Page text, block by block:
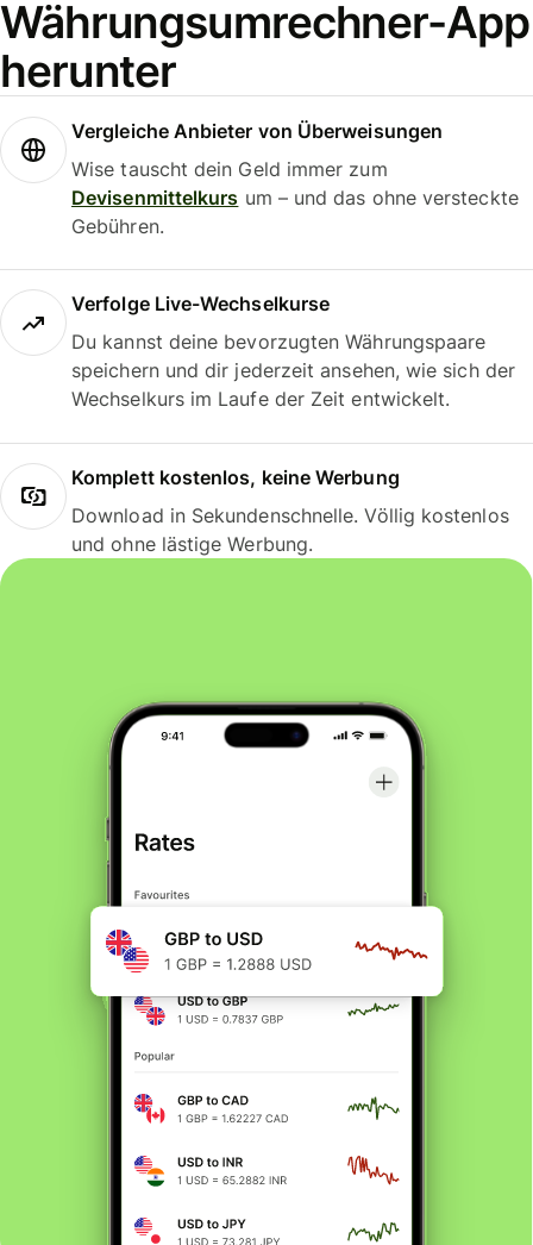
Währungsumrechner-App
herunter
Vergleiche Anbieter von Überweisungen
Wise tauscht dein Geld immer zum
Devisenmittelkurs um – und das ohne versteckte
Gebühren.
Verfolge Live-Wechselkurse
Du kannst deine bevorzugten Währungspaare
speichern und dir jederzeit ansehen, wie sich der
Wechselkurs im Laufe der Zeit entwickelt.
Komplett kostenlos, keine Werbung
Download in Sekundenschnelle. Völlig kostenlos
und ohne lästige Werbung.